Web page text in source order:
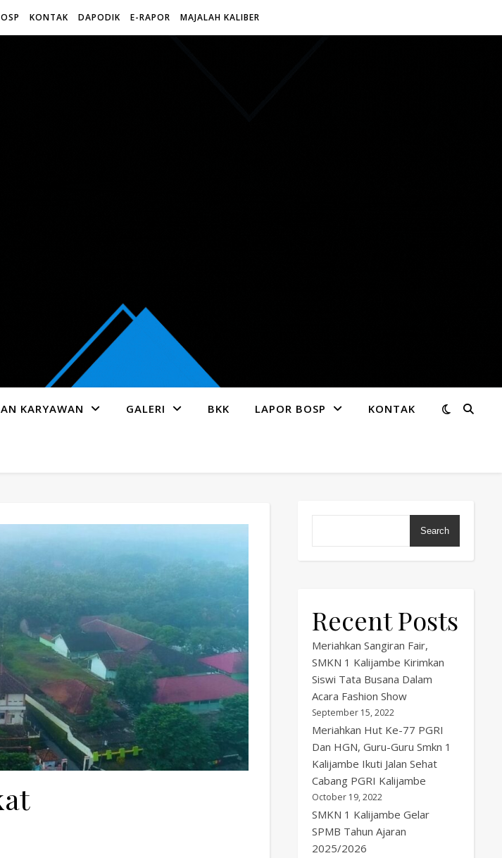
KONTAK DAPODIK E-RAPOR MAJALAH KALIBER
KARYAWAN GALERI BKK LAPOR BOSP KONTAK
Search
Recent Posts
Meriahkan Sangiran Fair,
SMKN 1 Kalijambe Kirimkan
Siswi Tata Busana Dalam
Acara Fashion Show
September 15, 2022
Meriahkan Hut Ke-77 PGRI
Dan HGN, Guru-Guru Smkn 1
Kalijambe Ikuti Jalan Sehat
Cabang PGRI Kalijambe
October 19, 2022
SMKN 1 Kalijambe Gelar
SPMB Tahun Ajaran
2025/2026